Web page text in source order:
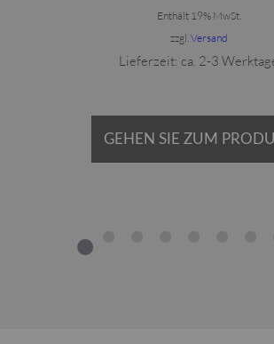
Enthält 19% MwSt.
zzgl. Versand
Lieferzeit: ca. 2-3
GEHEN SIE ZUM
1